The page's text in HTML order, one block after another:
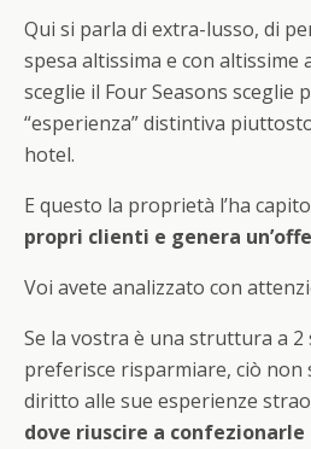
Qui si parla di extra-lusso, di
spesa altissima e con altissime
sceglie il Four Seasons sceglie
“esperienza” distintiva
hotel.
E questo la proprietà l’ha
propri clienti e genera
Voi avete analizzato con
Se la vostra è una struttura a
preferisce risparmiare, ciò non
diritto alle sue esperienze
dove riuscire a